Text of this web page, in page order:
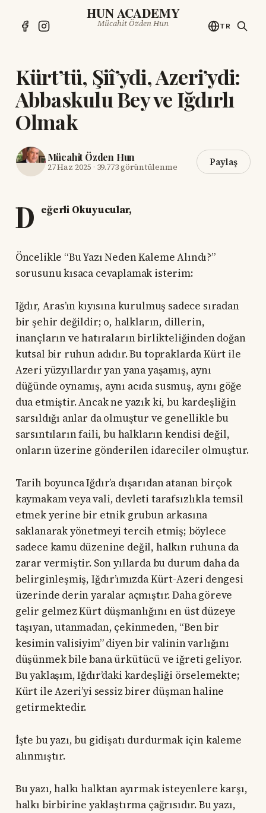
HUN ACADEMY
Mücahit Özden Hun TR
Kürt’tü, Şiî’ydi, Azeri’ydi:
Abbaskulu Bey ve Iğdırlı
Olmak
Mücahit Özden Hun
27 Haz 2025 · 39.773 görüntülenme Paylaş
D eğerli Okuyucular,
Öncelikle “Bu Yazı Neden Kaleme Alındı?”
sorusunu kısaca cevaplamak isterim:
Iğdır, Aras’ın kıyısına kurulmuş sadece sıradan
bir şehir değildir; o, halkların, dillerin,
inançların ve hatıraların birlikteliğinden doğan
kutsal bir ruhun adıdır. Bu topraklarda Kürt ile
Azeri yüzyıllardır yan yana yaşamış, aynı
düğünde oynamış, aynı acıda susmuş, aynı göğe
dua etmiştir. Ancak ne yazık ki, bu kardeşliğin
sarsıldığı anlar da olmuştur ve genellikle bu
sarsıntıların faili, bu halkların kendisi değil,
onların üzerine gönderilen idareciler olmuştur.
Tarih boyunca Iğdır’a dışarıdan atanan birçok
kaymakam veya vali, devleti tarafsızlıkla temsil
etmek yerine bir etnik grubun arkasına
saklanarak yönetmeyi tercih etmiş; böylece
sadece kamu düzenine değil, halkın ruhuna da
zarar vermiştir. Son yıllarda bu durum daha da
belirginleşmiş, Iğdır’ımızda Kürt-Azeri dengesi
üzerinde derin yaralar açmıştır. Daha göreve
gelir gelmez Kürt düşmanlığını en üst düzeye
taşıyan, utanmadan, çekinmeden, “Ben bir
kesimin valisiyim” diyen bir valinin varlığını
düşünmek bile bana ürkütücü ve iğreti geliyor.
Bu yaklaşım, Iğdır’daki kardeşliği örselemekte;
Kürt ile Azeri’yi sessiz birer düşman haline
getirmektedir.
İşte bu yazı, bu gidişatı durdurmak için kaleme
alınmıştır.
Bu yazı, halkı halktan ayırmak isteyenlere karşı,
halkı birbirine yaklaştırma çağrısıdır. Bu yazı,